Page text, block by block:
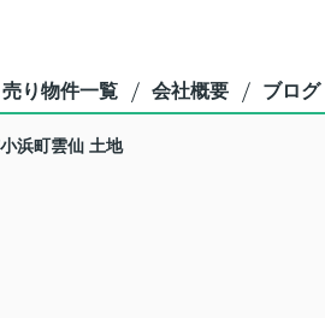
売り物件一覧 会社概要 ブログ
浜町雲仙 土地